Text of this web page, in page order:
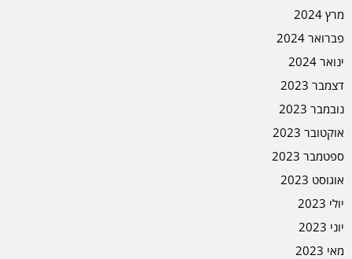
מרץ 2024
פברואר 2024
ינואר 2024
דצמבר 2023
נובמבר 2023
אוקטובר 2023
ספטמבר 2023
אוגוסט 2023
יולי 2023
יוני 2023
מאי 2023